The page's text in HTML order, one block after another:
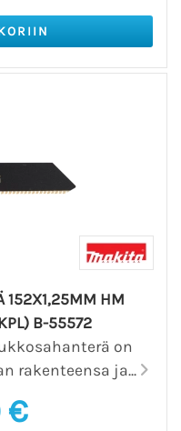
152X1,25MM HM
B-55572
on
rakenteensa ja...
€